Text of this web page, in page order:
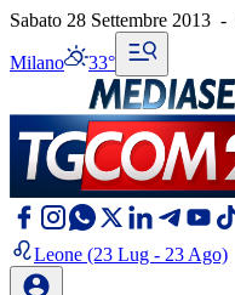
Sabato 28 Settembre 2013 -
Milano 33°
Leone (23 Lug - 23 Ago)